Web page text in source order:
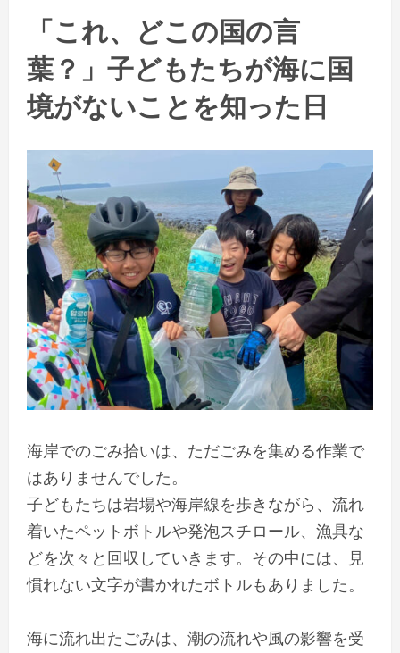
「これ、どこの国の言
葉？」子どもたちが海に国
境がないことを知った日
海岸でのごみ拾いは、ただごみを集める作業で
はありませんでした。
子どもたちは岩場や海岸線を歩きながら、流れ
着いたペットボトルや発泡スチロール、漁具な
どを次々と回収していきます。その中には、見
慣れない文字が書かれたボトルもありました。
海に流れ出たごみは、潮の流れや風の影響を受